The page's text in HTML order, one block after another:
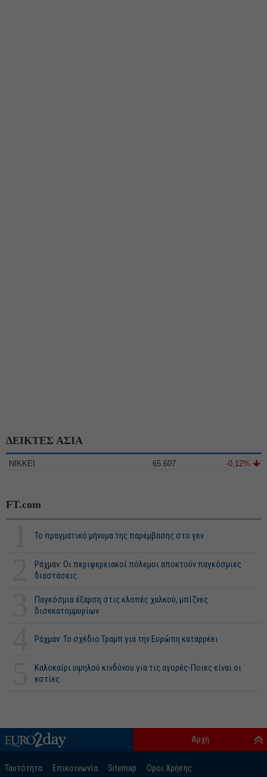
ΔΕΙΚΤΕΣ ΑΣΙΑ
NIKKEI 65.607 -0,12%
FT.com
Το πραγματικό μήνυμα της παρέμβασης στο γεν
Ράχμαν: Οι περιφερειακοί πόλεμοι αποκτούν παγκόσμιες
διαστάσεις
Παγκόσμια έξαρση στις κλοπές χαλκού, μπίζνες
δισεκατομμυρίων
Ράχμαν: Το σχέδιο Τραμπ για την Ευρώπη καταρρέει
Καλοκαίρι υψηλού κινδύνου για τις αγορές-Ποιες είναι οι
εστίες
Ταυτότητα Επικοινωνία Sitemap Οροι Χρήσης
Αρχή